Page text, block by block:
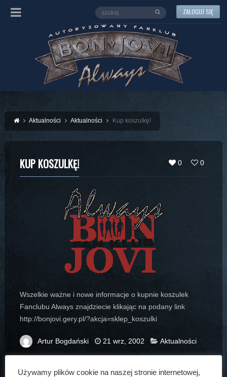
ZALOGUJ SIĘ
Aktualności Aktualności Kup koszulkę!
0 0
KUP KOSZULKĘ!
Wszelkie ważne i nowe informacje o kupnie koszulek
Fanclubu Always znajdziecie klikając na podany link
http://bonjovi.gery.pl/?akcja=sklep_koszulki
Artur Bogdański 21 wrz, 2002 Aktualności
Używamy plików cookie na naszej stronie internetowej,